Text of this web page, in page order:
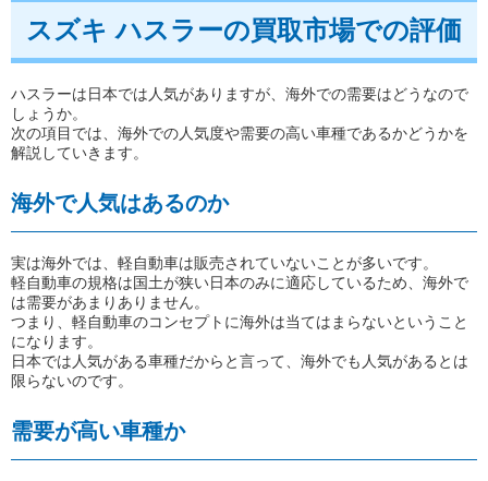
スズキ ハスラーの買取市場での評価
ハスラーは日本では人気がありますが、海外での需要はどうなので
しょうか。
次の項目では、海外での人気度や需要の高い車種であるかどうかを
解説していきます。
海外で人気はあるのか
実は海外では、軽自動車は販売されていないことが多いです。
軽自動車の規格は国土が狭い日本のみに適応しているため、海外で
は需要があまりありません。
つまり、軽自動車のコンセプトに海外は当てはまらないということ
になります。
日本では人気がある車種だからと言って、海外でも人気があるとは
限らないのです。
需要が高い車種か